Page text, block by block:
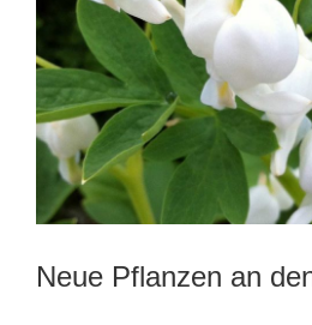
Neue Pflanzen an